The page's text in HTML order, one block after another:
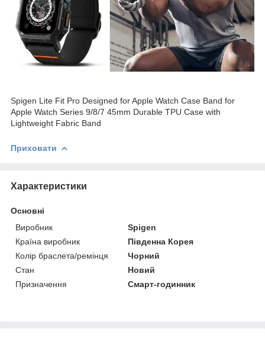
Spigen Lite Fit Pro Designed for Apple Watch Case Band for
Apple Watch Series 9/8/7 45mm Durable TPU Case with
Lightweight Fabric Band
Приховати
Характеристики
Основні
Виробник
Spigen
Країна виробник
Південна Корея
Колір браслета/ремінця
Чорний
Стан
Новий
Призначення
Смарт-годинник